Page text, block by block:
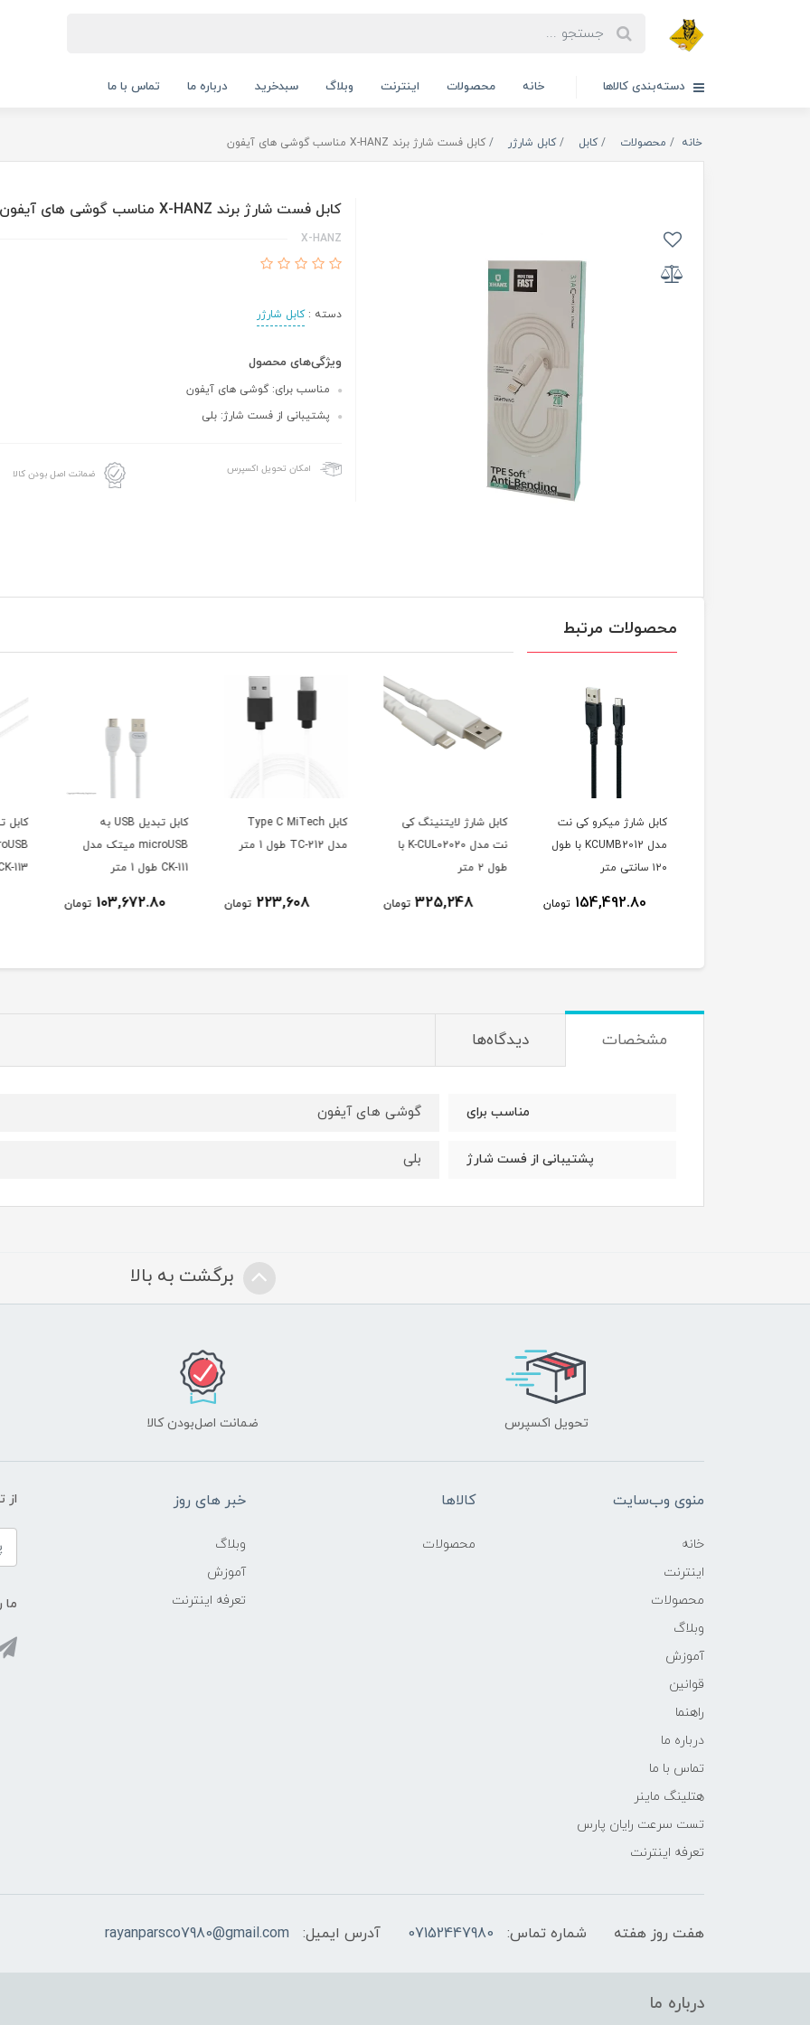
دسته‌بندی کالاها خانه محصولات اینترنت وبلاگ سبدخرید درباره ما تماس با ما
خانه محصولات کابل کابل شارژر کابل فست شارژ برند X-HANZ مناسب گوشی های آیفون
کابل فست شارژ برند X-HANZ مناسب گوشی های آیفون
X-HANZ
دسته :کابل شارژر
ویژگی‌های محصول
مناسب برای: گوشی های آیفون
پشتیبانی از فست شارژ: بلی
امکان تحویل اکسپرس ضمانت اصل بودن کالا
محصولات مرتبط
کابل شارژ لایتنینگ کی
نت مدل K-CUL02020 با
طول ۲ متر
325,248 تومان
کابل Type C MiTech
مدل TC-212 طول 1 متر
223,608 تومان
کابل تبدیل USB به
microUSB میتک مدل
103,672.80 تومان
کابل تبدیل USB به
microUSB میتک مدل
CK-113 طول 1 متر
182,952 تومان
مشخصات دیدگاه‌ها
مناسب برای گوشی های آیفون
پشتیبانی از فست شارژ بلی
برگشت به بالا
تحویل اکسپرس ضمانت اصل‌بودن کالا
منوی وب‌سایت
خانه
اینترنت
محصولات
وبلاگ
آموزش
قوانین
راهنما
درباره ما
تماس با ما
هتلینگ ماینر
تست سرعت رایان پارس
تعرفه اینترنت
کالاها
محصولات
خبر های روز
وبلاگ
آموزش
تعرفه اینترنت
از
ما
هفت روز هفته شماره تماس: 07152447980 آدرس ایمیل: rayanparsco7980@gmail.com
درباره ما